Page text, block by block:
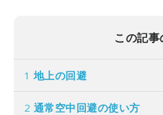
この記事
1 地上の回避
2 通常空中回避の使い方